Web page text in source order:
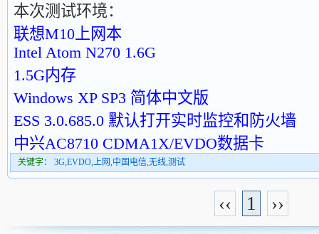
本次测试环境：
联想M10上网本
Intel Atom N270 1.6G
1.5G内存
Windows XP SP3 简体中文版
ESS 3.0.685.0 默认打开实时监控和防火墙
中兴AC8710 CDMA1X/EVDO数据卡
关键字： 3G,EVDO,上网,中国电信,无线,测试
‹‹ 1 ››